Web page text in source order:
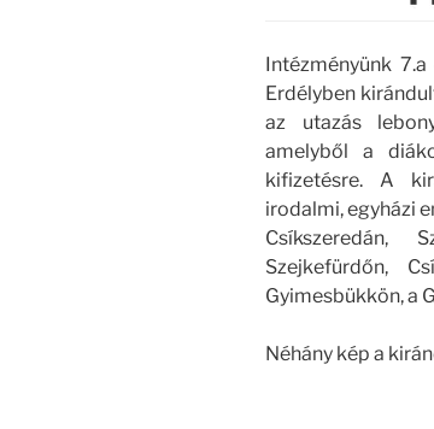
Intézményünk
Erdélyben
az utazás
amelyből a
kifizetésre. A
irodalmi, egyházi
Csíkszeredán,
Szejkefürdőn,
Gyimesbükkön, a
Néhány kép a